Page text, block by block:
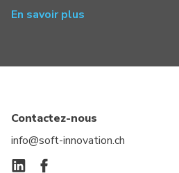
En savoir plus
Contactez-nous
info@soft-innovation.ch